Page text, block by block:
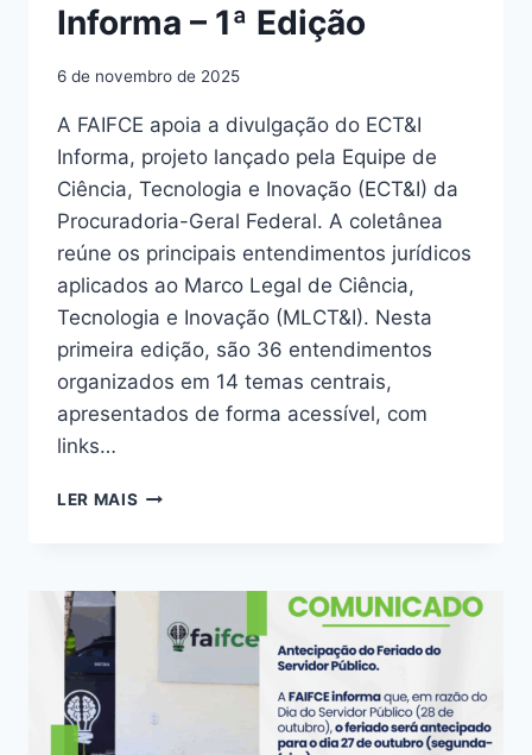
Informa – 1ª Edição
6 de novembro de 2025
A FAIFCE apoia a divulgação do ECT&I
Informa, projeto lançado pela Equipe de
Ciência, Tecnologia e Inovação (ECT&I) da
Procuradoria-Geral Federal. A coletânea
reúne os principais entendimentos jurídicos
aplicados ao Marco Legal de Ciência,
Tecnologia e Inovação (MLCT&I). Nesta
primeira edição, são 36 entendimentos
organizados em 14 temas centrais,
apresentados de forma acessível, com
links…
LER MAIS